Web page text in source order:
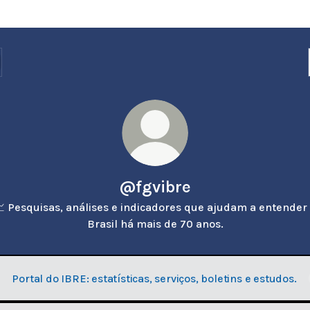
@fgvibre
Pesquisas, análises e indicadores que ajudam a entender
Brasil há mais de 70 anos.
Portal do IBRE: estatísticas, serviços, boletins e estudos.